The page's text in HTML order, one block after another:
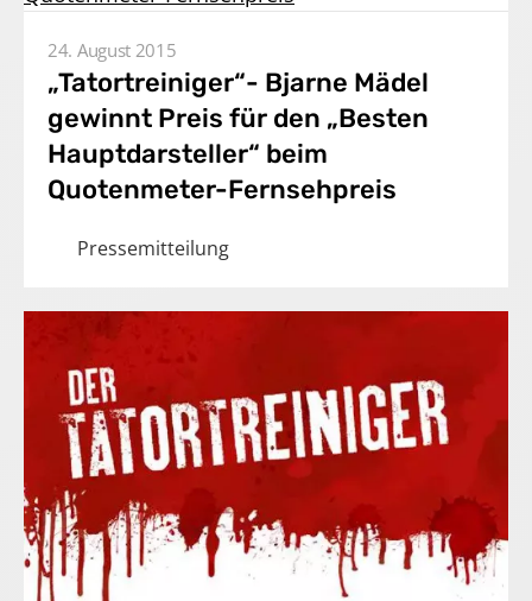
24. August 2015
„Tatortreiniger“- Bjarne Mädel
gewinnt Preis für den „Besten
Hauptdarsteller“ beim
Quotenmeter-Fernsehpreis
Pressemitteilung